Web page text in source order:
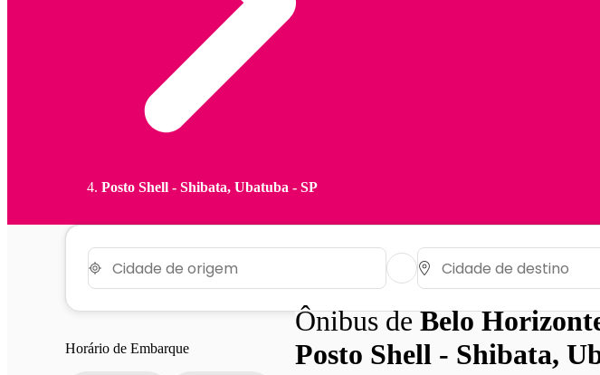
Posto Shell - Shibata, Ubatuba - SP
Horário de Embarque
Ônibus deBelo
Posto Shell - Shibata,